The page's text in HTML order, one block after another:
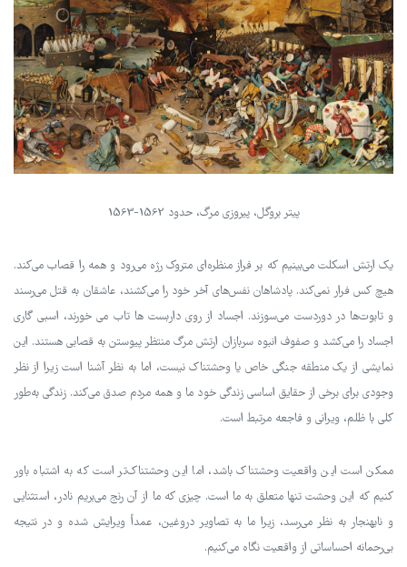
پیتر بروگل، پیروزی مرگ، حدود 1562-1563
یک ارتش اسکلت می‌بینیم که بر فراز منظره‌ای متروک رژه می‌رود و همه را قصاب می‌کند.
هیچ کس فرار نمی‌کند. پادشاهان نفس‌های آخر خود را می‌کشند، عاشقان به قتل می‌رسند
و تابوت‌ها در دوردست می‌سوزند. اجساد از روی داربست ها تاب می خورند، اسبی گاری
اجساد را می‌کشد و صفوف انبوه سربازان ارتش مرگ منتظر پیوستن به قصابی هستند. این
نمایشی از یک منطقه جنگی خاص یا وحشتناک نیست، اما به نظر آشنا است زیرا از نظر
وجودی برای برخی از حقایق اساسی زندگی خود ما و همه مردم صدق می‌کند. زندگی به‌طور
کلی با ظلم، ویرانی و فاجعه مرتبط است.
ممکن است این واقعیت وحشتناک باشد، اما این وحشتناک‌تر است که به اشتباه باور
کنیم که این وحشت تنها متعلق به ما است. چیزی که ما از آن رنج می‌بریم نادر، استثنایی
و نابهنجار به نظر می‌رسد، زیرا ما به تصاویر دروغین، عمداً ویرایش شده و در نتیجه
بی‌رحمانه احساساتی از واقعیت نگاه می‌کنیم.